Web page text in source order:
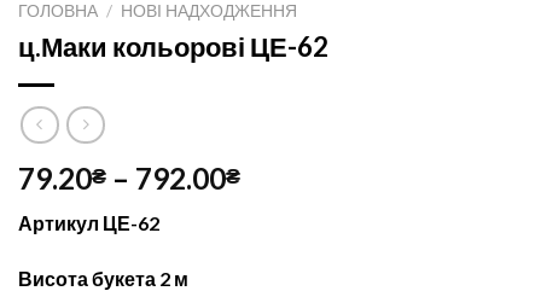
ГОЛОВНА / НОВІ НАДХОДЖЕННЯ
ц.Маки кольорові ЦЕ-62
79.20₴ – 792.00₴
Артикул ЦЕ-62
Висота букета 2 м